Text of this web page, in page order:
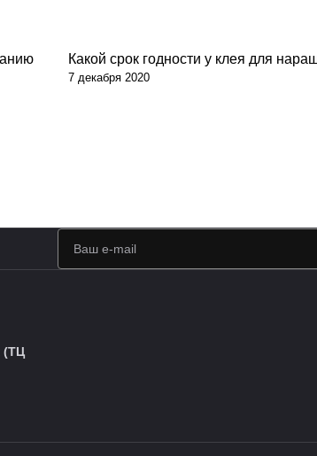
Какой срок годности у клея для
7 декабря 2020
(ТЦ